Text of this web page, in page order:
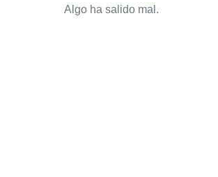
Algo ha salido mal.